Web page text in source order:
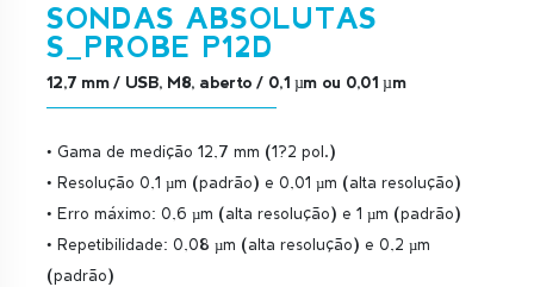
SONDAS ABSOLUTAS
S_PROBE P12D
12,7 mm / USB, M8, aberto / 0,1 µm ou 0,01 µm
• Gama de medição 12,7 mm (1?2 pol.)
• Resolução 0,1 µm (padrão) e 0,01 µm (alta resolução)
• Erro máximo: 0,6 µm (alta resolução) e 1 µm (padrão)
• Repetibilidade: 0,08 µm (alta resolução) e 0,2 µm
(padrão)